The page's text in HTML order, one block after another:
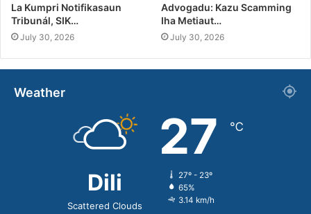
La Kumpri Notifikasaun
Tribunál, SIK…
July 30, 2026
Advogadu: Kazu Scamming
Iha Metiaut…
July 30, 2026
Weather
Dili
Scattered Clouds
27 ℃
27º - 23º
65%
3.14 km/h